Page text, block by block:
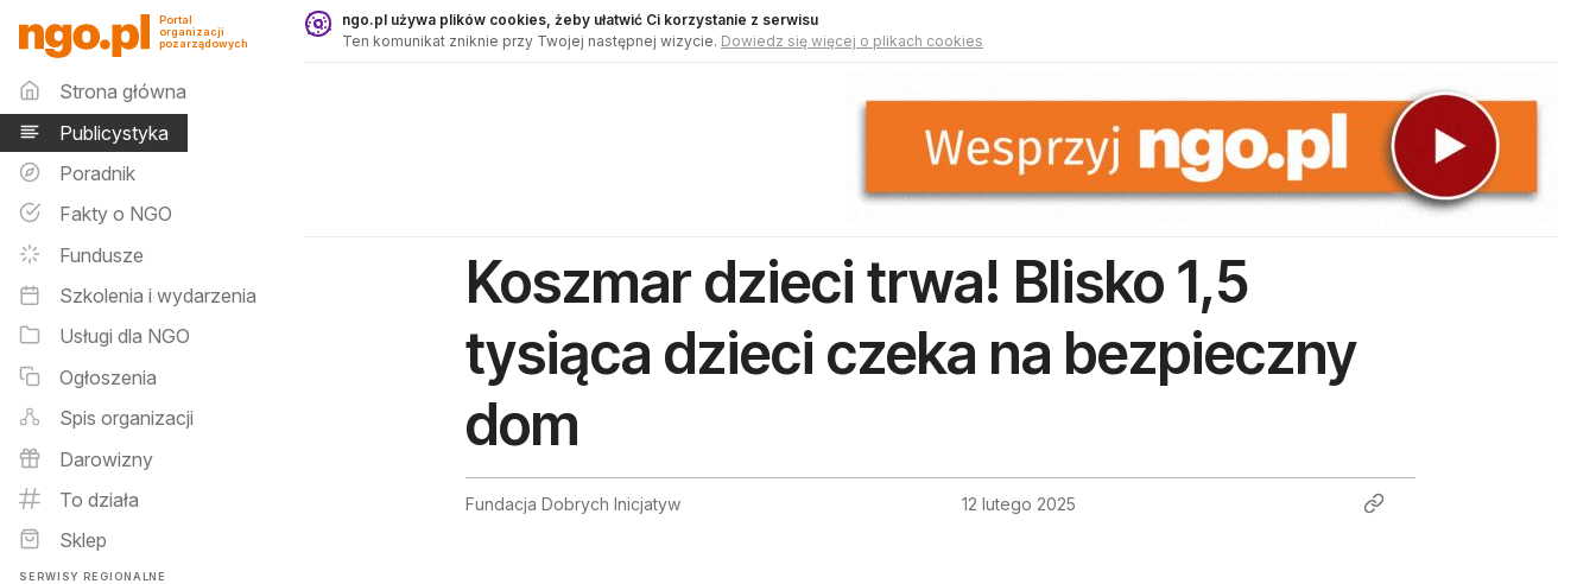
Publicystyka - ngo.pl
Portal
organizacji
pozarządowych
Menu główne
Strona główna
Publicystyka
Poradnik
Fakty o NGO
Fundusze
Szkolenia i wydarzenia
Usługi dla NGO
Ogłoszenia
Spis organizacji
Darowizny
To działa
Sklep
SERWISY REGIONALNE
ngo.pl używa plików cookies, żeby ułatwić Ci korzystanie z serwisu
Ten komunikat zniknie przy Twojej następnej wizycie. Dowiedz się więcej o plikach cookies
Koszmar dzieci trwa! Blisko 1,5
tysiąca dzieci czeka na bezpieczny
dom
Fundacja Dobrych Inicjatyw 12 lutego 2025